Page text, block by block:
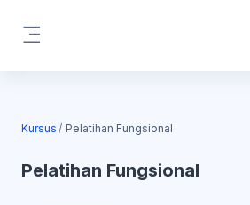
Kursus Pelatihan Fungsional
Pelatihan Fungsional